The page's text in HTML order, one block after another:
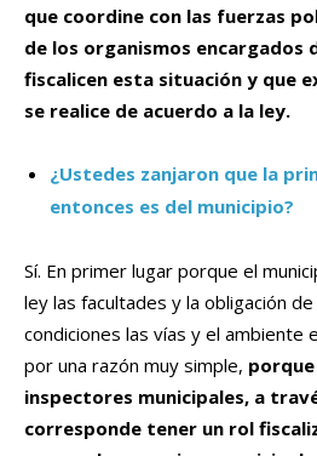
que coordine con las fuerzas
de los organismos encargados
fiscalicen esta situación y que
se realice de acuerdo a la ley.
¿Ustedes zanjaron que la
entonces es del municipio?
Sí. En primer lugar porque el
ley las facultades y la obligación
condiciones las vías y el ambiente
por una razón muy simple,
inspectores municipales, a
corresponde tener un rol